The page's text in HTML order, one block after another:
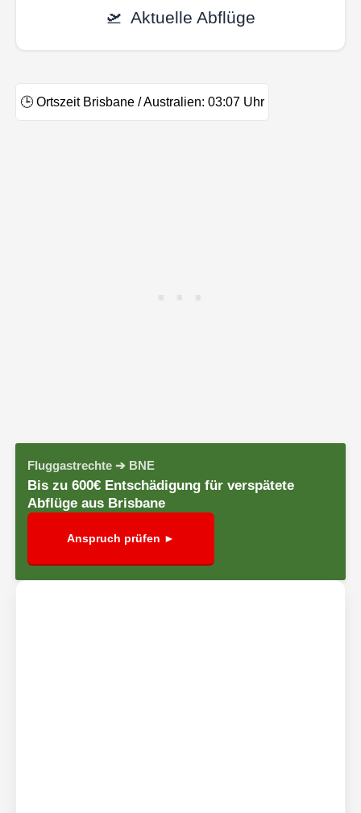
🛫 Aktuelle Abflüge
🕒 Ortszeit Brisbane / Australien: 03:07 Uhr
Fluggastrechte ➔ BNE
Bis zu 600€ Entschädigung für verspätete
Abflüge aus Brisbane
Anspruch prüfen ►